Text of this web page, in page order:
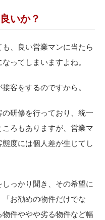
いか？
、良い営業マンに当たら
ってしまいますよね。
客をするのですから。
研修を行っており、統一
ろもありますが、営業マ
度には個人差が生じてし
っかり聞き、その希望に
お勧めの物件だけでな
件ややや劣る物件など幅